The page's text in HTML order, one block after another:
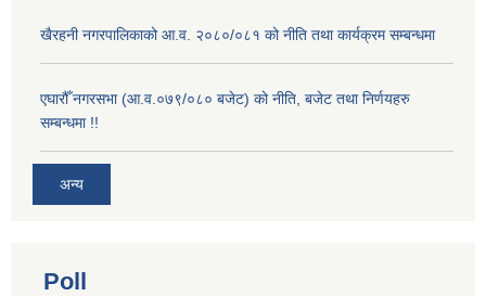
खैरहनी नगरपालिकाको आ.व. २०८०/०८१ को नीति तथा कार्यक्रम सम्बन्धमा
एघारौँ नगरसभा (आ.व.०७९/०८० बजेट) को नीति, बजेट तथा निर्णयहरु
सम्बन्धमा !!
अन्य
Poll